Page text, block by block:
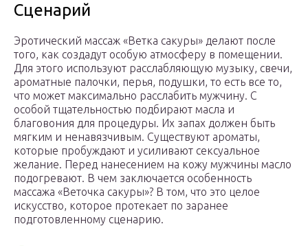
Сценарий
Эротический массаж «Ветка сакуры» делают после
того, как создадут особую атмосферу в помещении.
Для этого используют расслабляющую музыку, свечи,
ароматные палочки, перья, подушки, то есть все то,
что может максимально расслабить мужчину. С
особой тщательностью подбирают масла и
благовония для процедуры. Их запах должен быть
мягким и ненавязчивым. Существуют ароматы,
которые пробуждают и усиливают сексуальное
желание. Перед нанесением на кожу мужчины масло
подогревают. В чем заключается особенность
массажа «Веточка сакуры»? В том, что это целое
искусство, которое протекает по заранее
подготовленному сценарию.